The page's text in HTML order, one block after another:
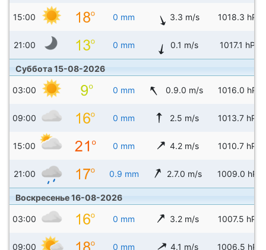
15:00 0 mm 3.3 m/s 1018.3 hPa
21:00 0 mm 0.1 m/s 1017.1 hPa
Суббота 15-08-2026
03:00 0 mm 0.9.0 m/s 1016.0 hPa
09:00 0 mm 2.5 m/s 1013.7 hPa
15:00 0 mm 4.2 m/s 1010.7 hPa
21:00 0.9 mm 2.7.0 m/s 1009.0 hPa
Воскресенье 16-08-2026
03:00 0 mm 3.2 m/s 1007.5 hPa
09:00 0 mm 4.1 m/s 1006.5 hPa